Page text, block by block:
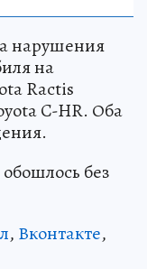
нарушения
на
Ractis
C-HR. Оба
без
, Вконтакте,